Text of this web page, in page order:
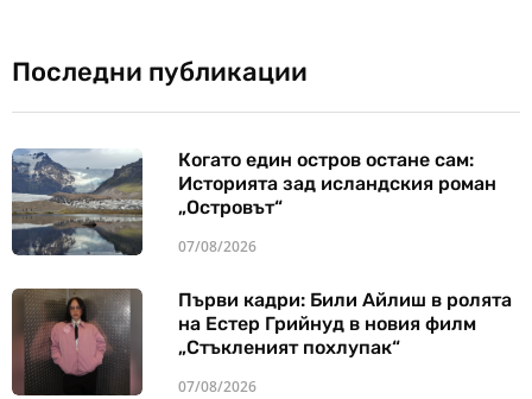
Последни публикации
Когато един остров остане сам:
Историята зад исландския роман
„Островът“
07/08/2026
Първи кадри: Били Айлиш в ролята
на Естер Грийнуд в новия филм
„Стъкленият похлупак“
07/08/2026